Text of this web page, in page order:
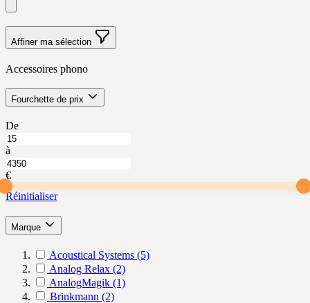
Affiner ma sélection
Accessoires phono
Skip
to
list
Fourchette de prix filter
DeÀ
Fourchette
à
Fourchette
de
prix
€
Réinitialiser
Marque filter
Acoustical Systems (5)
Analog Relax (2)
AnalogMagik (1)
Brinkmann (2)